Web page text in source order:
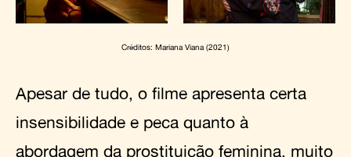
Créditos: Mariana Viana (2021)
Apesar de tudo, o filme apresenta certa
insensibilidade e peca quanto à
abordagem da prostituição feminina, muito